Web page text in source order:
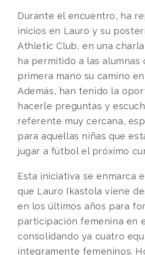
Durante el encuentro, ha
inicios en Lauro y su
Athletic Club, en una
ha permitido a las alumnas
primera mano su camino
Además, han tenido la
hacerle preguntas y
referente muy cercana,
para aquellas niñas que
jugar a fútbol el próximo
Esta iniciativa se enmarca
que Lauro Ikastola viene
en los últimos años para
participación femenina en
consolidando ya cuatro
íntegramente femeninos.